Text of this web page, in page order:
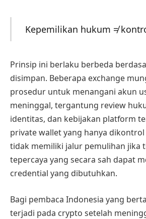
Kepemilikan hukum ≠
Prinsip ini berlaku berbeda
disimpan. Beberapa exchange
prosedur untuk menangani akun
meninggal, tergantung review
identitas, dan kebijakan platform
private wallet yang hanya
tidak memiliki jalur pemulihan jika
tepercaya yang secara sah dapat
credential yang dibutuhkan.
Bagi pembaca Indonesia yang
terjadi pada crypto setelah